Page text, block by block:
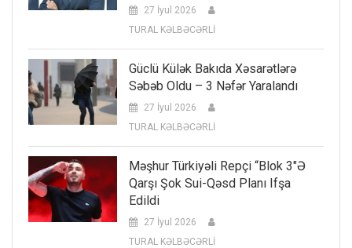
27 İyul 2026
TURAL KƏLBƏCƏRLİ
Güclü Külək Bakıda Xəsarətlərə
Səbəb Oldu – 3 Nəfər Yaralandı
27 İyul 2026
TURAL KƏLBƏCƏRLİ
Məşhur Türkiyəli Repçi “Blok 3″ə
Qarşı Şok Sui-Qəsd Planı Ifşa
Edildi
27 İyul 2026
TURAL KƏLBƏCƏRLİ